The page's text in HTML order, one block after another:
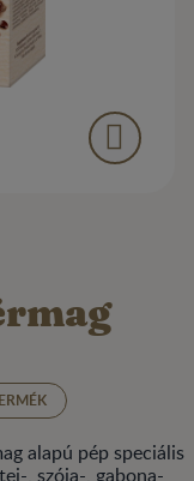
alapú pép speciális
, szója-, gabona-